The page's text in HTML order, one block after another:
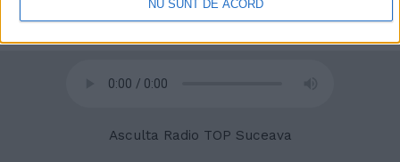
NU SUNT DE ACORD
Radio TOP Suceava 104 FM
Asculta Radio TOP Suceava